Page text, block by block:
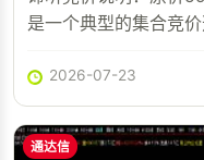
是一个典型的集合竞
2026-07-23
通达信